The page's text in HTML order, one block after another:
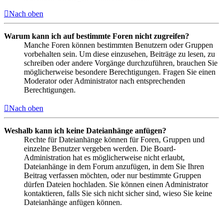
Nach oben
Warum kann ich auf bestimmte Foren nicht zugreifen?
Manche Foren können bestimmten Benutzern oder Gruppen
vorbehalten sein. Um diese einzusehen, Beiträge zu lesen, zu
schreiben oder andere Vorgänge durchzuführen, brauchen Sie
möglicherweise besondere Berechtigungen. Fragen Sie einen
Moderator oder Administrator nach entsprechenden
Berechtigungen.
Nach oben
Weshalb kann ich keine Dateianhänge anfügen?
Rechte für Dateianhänge können für Foren, Gruppen und
einzelne Benutzer vergeben werden. Die Board-
Administration hat es möglicherweise nicht erlaubt,
Dateianhänge in dem Forum anzufügen, in dem Sie Ihren
Beitrag verfassen möchten, oder nur bestimmte Gruppen
dürfen Dateien hochladen. Sie können einen Administrator
kontaktieren, falls Sie sich nicht sicher sind, wieso Sie keine
Dateianhänge anfügen können.